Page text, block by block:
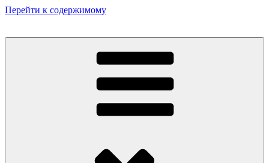
Перейти к содержимому
Некоммерческий фонд культурных и гуманитарных инициатив